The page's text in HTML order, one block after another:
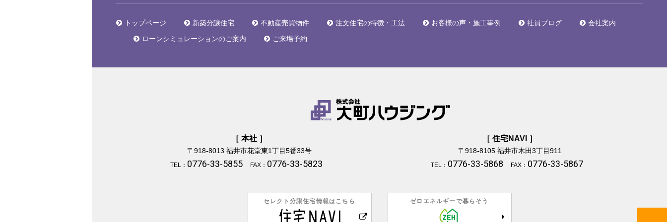
トップページ 新築分譲住宅 不動産売買物件 注文住宅の特徴・工法 お客様の声・施工事例 社員ブログ
会社案内
ローンシミュレーションのご案内
ご来場予約
［ 本社 ］
〒918-8013 福井市花堂東1丁目5番33号
TEL： 0776-33-5855 FAX： 0776-33-5823
［ 住宅NAVI ］
〒918-8105福井市木田3丁目911
TEL： 0776-33-5868 FAX： 0776-33-5867
セレクト分譲住宅情報はこちら ゼロエネルギーで暮らそう